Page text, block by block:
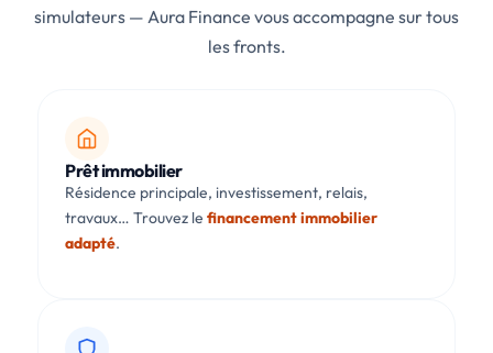
simulateurs — Aura Finance vous accompagne sur tous
les fronts.
Prêt immobilier
Résidence principale, investissement, relais,
travaux… Trouvez le financement immobilier
adapté.